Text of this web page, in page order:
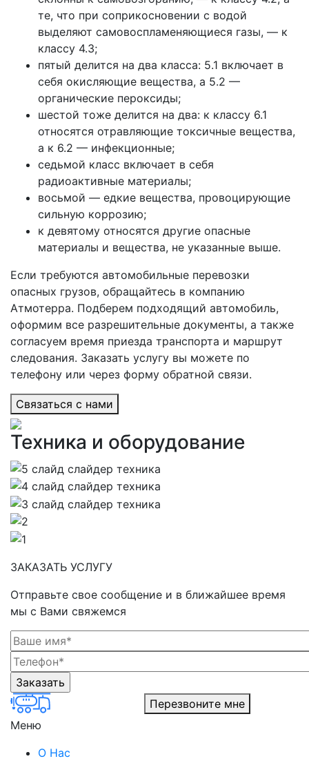
те, что при соприкосновении с водой
выделяют самовоспламеняющиеся газы, — к
классу 4.3;
пятый делится на два класса: 5.1 включает в
себя окисляющие вещества, а 5.2 —
органические пероксиды;
шестой тоже делится на два: к классу 6.1
относятся отравляющие токсичные вещества,
а к 6.2 — инфекционные;
седьмой класс включает в себя
радиоактивные материалы;
восьмой — едкие вещества, провоцирующие
сильную коррозию;
к девятому относятся другие опасные
материалы и вещества, не указанные выше.
Если требуются автомобильные перевозки
опасных грузов, обращайтесь в компанию
Атмотерра. Подберем подходящий автомобиль,
оформим все разрешительные документы, а также
согласуем время приезда транспорта и маршрут
следования. Заказать услугу вы можете по
телефону или через форму обратной связи.
Cвязаться с нами
Техника и оборудование
ЗАКАЗАТЬ УСЛУГУ
Отправьте свое сообщение и в ближайшее время
мы с Вами свяжемся
Перезвоните мне
Меню
О Нас